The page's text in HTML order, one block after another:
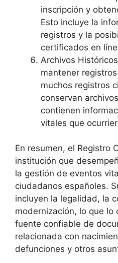
inscripción y
Esto incluye la
registros y la
certificados en
Archivos
mantener
muchos registros
conservan
contienen
vitales que
En resumen, el Registro
institución que
la gestión de eventos
ciudadanos españoles.
incluyen la legalidad, la
modernización, lo que lo
fuente confiable de
relacionada con
defunciones y otros